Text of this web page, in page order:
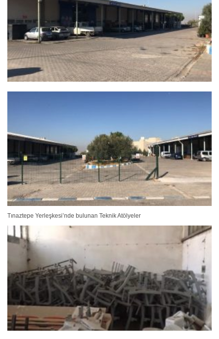
Tınaztepe Yerleşkesi’nde bulunan Teknik Atölyeler